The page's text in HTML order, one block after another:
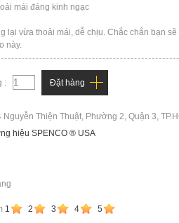
mái đáng kinh ngạc
lại vừa thoải mái, dễ chịu. Chắc chắn bạn sẽ
này.
: Đặt hàng
Nguyễn Thiện Thuật, Phường 2, Quận 3,
hiệu SPENCO ® USA
1 2 3 4 5